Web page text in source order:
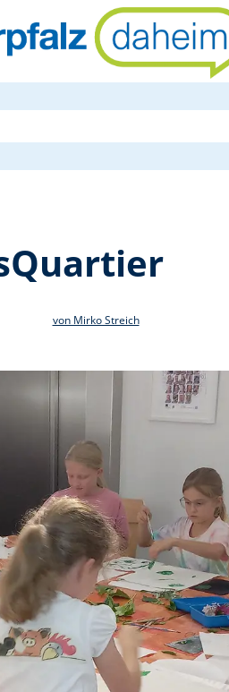
von Mirko Streich